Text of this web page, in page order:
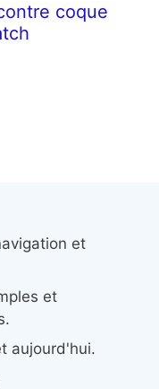
coque
et
et
aujourd'hui.